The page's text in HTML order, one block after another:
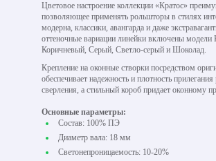
Цветовое настроение коллекции «Кратос»
позволяющее применять рольшторы в стилях
модерна, классики, авангарда и даже
оттеночные вариации линейки включены модели
Коричневый, Серый, Светло-серый и Шоколад.
Крепление на оконные створки посредством
обеспечивает надежность и плотность
сверления, а стильный короб придает оконному
Основные параметры:
Состав: 100% ПЭ
Диаметр вала: 18 мм
Светонепроницаемость: 10-20%